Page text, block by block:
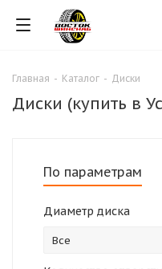
Главная - Каталог - Диски
Диски (купить в
По параметрам
Диаметр диска
Все